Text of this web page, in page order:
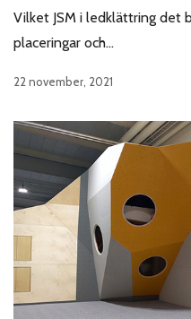
Vilket JSM i ledklättring det
placeringar och…
22 november, 2021